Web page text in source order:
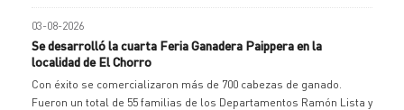
03-08-2026
Se desarrolló la cuarta Feria Ganadera Paippera en la
localidad de El Chorro
Con éxito se comercializaron más de 700 cabezas de ganado.
Fueron un total de 55 familias de los Departamentos Ramón Lista y